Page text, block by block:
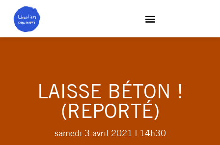
LAISSE BÉTON !
(REPORTÉ)
samedi 3 avril 2021 | 14h30